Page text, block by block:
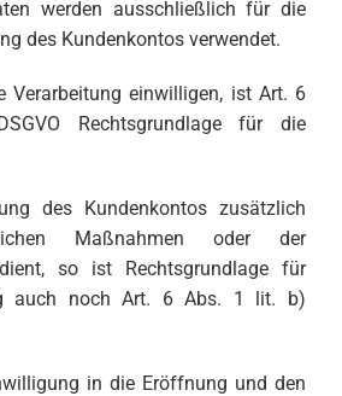
werden ausschließlich für die
des Kundenkontos verwendet.
Verarbeitung einwilligen, ist Art. 6
Rechtsgrundlage für die
des Kundenkontos zusätzlich
Maßnahmen oder der
so ist Rechtsgrundlage für
auch noch Art. 6 Abs. 1 lit. b)
in die Eröffnung und den